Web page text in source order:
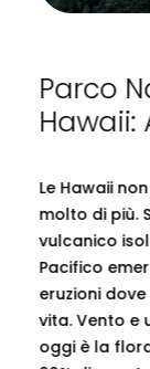
Parco
Hawaii:
Le Hawaii
molto di più.
vulcanico
Pacifico
eruzioni
vita. Vento e
oggi è la